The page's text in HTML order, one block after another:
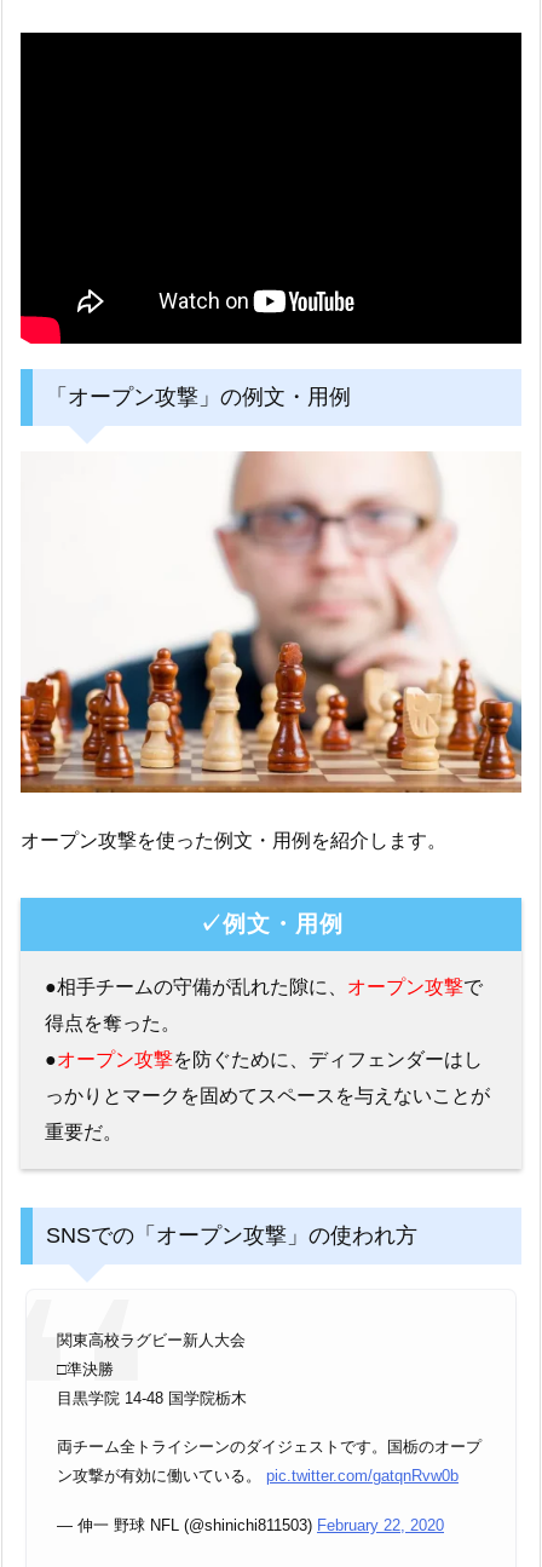
「オープン攻撃」の例文・用例
オープン攻撃を使った例文・用例を紹介します。
✓例文・用例
●相手チームの守備が乱れた隙に、 オープン攻撃で
得点を奪った。
●オープン攻撃を防ぐために、ディフェンダーはし
っかりとマークを固めてスペースを与えないことが
重要だ。
SNSでの「オープン攻撃」の使われ方
関東高校ラグビー新人大会
□準決勝
目黒学院 14-48 国学院栃木
両チーム全トライシーンのダイジェストです。国栃のオープ
ン攻撃が有効に働いている。 pic.twitter.com/gatqnRvw0b
— 伸一 野球 NFL (@shinichi811503) February 22, 2020